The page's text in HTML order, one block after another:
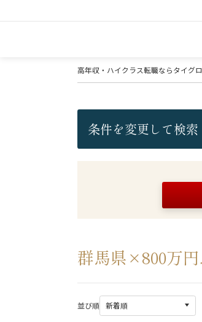
高年収・ハイクラス転職ならタイグ
条件を変更して検索
群馬県×800万
並び順